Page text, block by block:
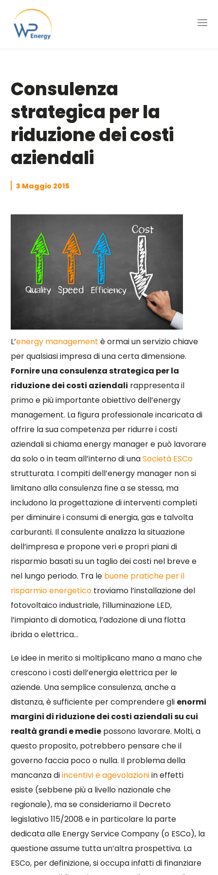
Consulenza
strategica per la
riduzione dei costi
aziendali
3 Maggio 2015
L’energy management è ormai un servizio chiave
per qualsiasi impresa di una certa dimensione.
Fornire una consulenza strategica per la
riduzione dei costi aziendali rappresenta il
primo e più importante obiettivo dell’energy
management. La figura professionale incaricata di
offrire la sua competenza per ridurre i costi
aziendali si chiama energy manager e può lavorare
da solo o in team all’interno di unaSocietà ESCo
strutturata. I compiti dell’energy manager non si
limitano alla consulenza fine a se stessa, ma
includono la progettazione di interventi completi
per diminuire i consumi di energia, gas e talvolta
carburanti. Il consulente analizza la situazione
dell’impresa e propone veri e propri piani di
risparmio basati su un taglio dei costi nel breve e
nel lungo periodo. Tra le buone pratiche per il
risparmio energetico troviamo l’installazione del
fotovoltaico industriale, l’illuminazione LED,
l’impianto di domotica, l’adozione di una flotta
ibrida o elettrica…
Le idee in merito si moltiplicano mano a mano che
crescono i costi dell’energia elettrica per le
aziende. Una semplice consulenza, anche a
distanza, è sufficiente per comprendere gli enormi
margini di riduzione dei costi aziendali su cui
realtà grandi e medie possono lavorare. Molti, a
questo proposito, potrebbero pensare che il
governo faccia poco o nulla. Il problema della
mancanza diincentivi e agevolazioniin effetti
esiste (sebbene più a livello nazionale che
regionale), ma se consideriamo il Decreto
legislativo 115/2008 e in particolare la parte
dedicata alle Energy Service Company (o ESCo), la
questione assume tutta un’altra prospettiva. La
ESCo, per definizione, si occupa infatti di finanziare